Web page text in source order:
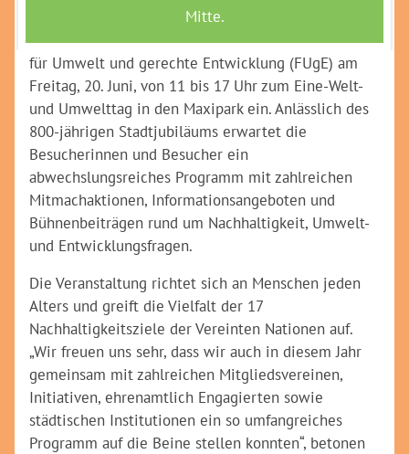
Unter dem Motto „Eine Welt – Unsere Zukunft: 800
Jahre Hamm nachhaltig gestalten“ lädt das Forum
für Umwelt und gerechte Entwicklung (FUgE) am
Freitag, 20. Juni, von 11 bis 17 Uhr zum Eine-Welt-
und Umwelttag in den Maxipark ein. Anlässlich des
800-jährigen Stadtjubiläums erwartet die
Besucherinnen und Besucher ein
abwechslungsreiches Programm mit zahlreichen
Mitmachaktionen, Informationsangeboten und
Bühnenbeiträgen rund um Nachhaltigkeit, Umwelt-
und Entwicklungsfragen.
Die Veranstaltung richtet sich an Menschen jeden
Alters und greift die Vielfalt der 17
Nachhaltigkeitsziele der Vereinten Nationen auf.
„Wir freuen uns sehr, dass wir auch in diesem Jahr
gemeinsam mit zahlreichen Mitgliedsvereinen,
Initiativen, ehrenamtlich Engagierten sowie
städtischen Institutionen ein so umfangreiches
Programm auf die Beine stellen konnten“, betonen